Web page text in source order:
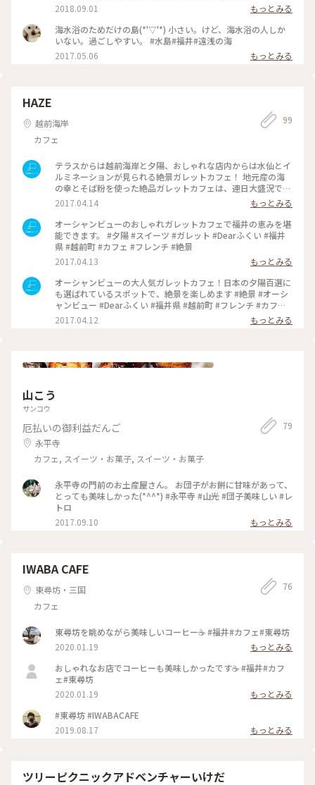
2018.09.01
もっとみる
海水浴のためだけの島(*'▽'*) 小さい。けど、海水浴の人しか
いない。過ごしやすい。 #水島#福井#遠浅の海
2017.05.06
もっとみる
HAZE
越前海岸
カフェ
99
テラスからは越前海岸と夕陽、おしゃれな店内からは水仙とイ
ルミネーションが見られる絶景ガレットカフェ！ 地元産の海
の幸とそば粉を使った絶品ガレットカフェは、連日大盛況です
#絶景 #フレンチ #カフェ #Dearふくい #福井県 #越前町 #ガレ
ット #スイーツ #海 #ことりっぷ福井 #オーシャンビュー
2017.04.14
もっとみる
オーシャンビューのおしゃれガレットカフェで福井の恵みを堪
能できます。 #夕陽 #スイーツ #ガレット #Dearふくい #福井
県 #越前町 #カフェ #フレンチ #絶景
2017.04.13
もっとみる
オーシャンビューの大人気ガレットカフェ！日本の夕陽百選に
も選ばれているスポットで、絶景を楽しめます #絶景 #オーシ
ャンビュー #Dearふくい #福井県 #越前町 #フレンチ #カフェ
#ガレット #スイーツ #夕陽 #ことりっぷ福井
2017.04.12 もっとみる
山こう
サンコウ
厄払いの御利益だんご
永平寺
カフェ, スイーツ・お菓子, スイーツ・お菓子
79
永平寺の門前のお土産屋さん。 お団子がお餅に甘味があって、
とっても美味しかった(*^^*) #永平寺 #山光 #団子美味しい #レ
トロ
2017.09.10
もっとみる
IWABA CAFE
東尋坊・三国
カフェ
76
東尋坊を眺めながら美味しいコーヒー☕️ #福井#カフェ#東尋坊
2020.01.19
もっとみる
おしゃれなお店でコーヒーも美味しかったです☕️ #福井#カフ
ェ#東尋坊
2020.01.19
もっとみる
#東尋坊 #IWABACAFE
2019.08.17
もっとみる
ツリーピクニックアドベンチャーいけだ